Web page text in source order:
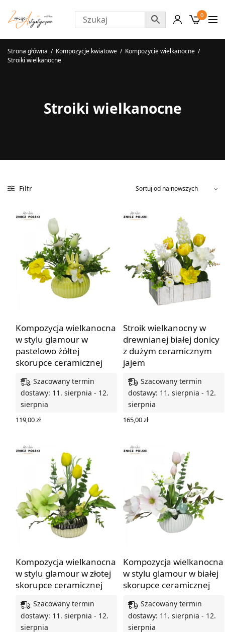
0
Strona główna / Kompozycje kwiatowe / Kompozycie wielkanocne /
Stroiki wielkanocne
Stroiki wielkanocne
Filtr
Kompozycja wielkanocna
w stylu glamour w
pastelowo żółtej
skorupce ceramicznej
Szacowany termin
dostawy: 11. sierpnia - 12.
sierpnia
119,00zł
Stroik wielkanocny w
drewnianej białej donicy
z dużym ceramicznym
jajem
Szacowany termin
dostawy: 11. sierpnia - 12.
sierpnia
165,00zł
Kompozycja wielkanocna
w stylu glamour w złotej
skorupce ceramicznej
Szacowany termin
dostawy: 11. sierpnia - 12.
sierpnia
Kompozycja wielkanocna
w stylu glamour w białej
skorupce ceramicznej
Szacowany termin
dostawy: 11. sierpnia - 12.
sierpnia